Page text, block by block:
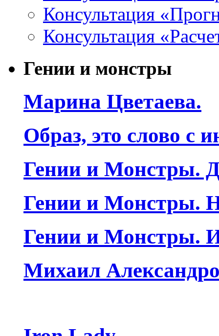
Консультация
Консультация
Гении и монстры
Марина Цветаева.
Образ, это слово с
Гении и Монстры.
Гении и Монстры.
Гении и Монстры.
Михаил